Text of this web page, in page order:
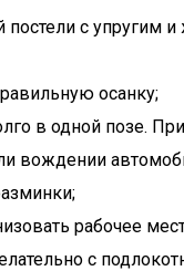
постели с упругим
осанку;
в одной позе.
вождении
рабочее
с